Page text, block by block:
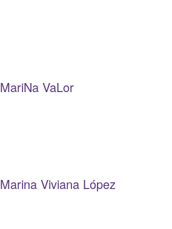
MariNa VaLor
Marina Viviana López